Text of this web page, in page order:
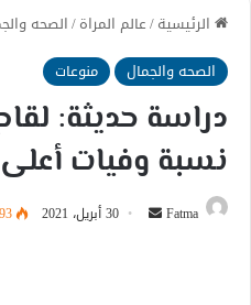
الرئيسية/عالم المراة/الصحه
الصحه والجمال
منوعات
دراسة حديثة:
نسبة وفيات
Fatma
أرسل 30 أبريل، 2021